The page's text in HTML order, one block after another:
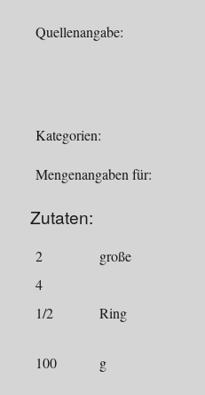
Quellenangabe:
Kategorien:
Mengenangaben für:
Zutaten:
2 große
4
1/2
Ring
100 g